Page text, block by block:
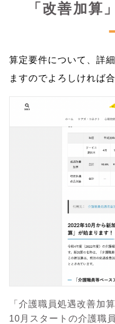
「改善加算
算定要件について、詳
ますのでよろしければ
「介護職員処遇改善加
10月スタートの介護職